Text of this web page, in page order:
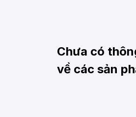
Chưa có
về các sản